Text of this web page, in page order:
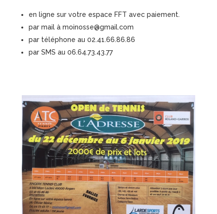
en ligne sur votre espace FFT avec paiement.
par mail à moinosse@gmail.com
par téléphone au 02.41.66.86.86
par SMS au 06.64.73.43.77